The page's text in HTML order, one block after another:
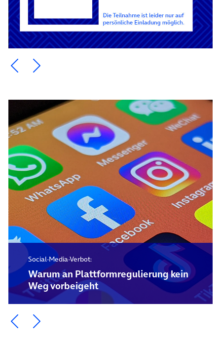
Ein Element zurück blättern
Ein Element weiter blättern
Social-Media-Verbot:
Warum an Plattformregulierung kein
Weg vorbeigeht
Ein Element zurück blättern
Ein Element weiter blättern